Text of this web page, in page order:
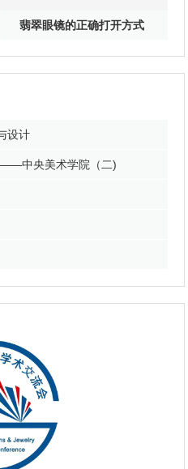
翡翠眼镜的正确打开方式
设计
中央美术学院（二)